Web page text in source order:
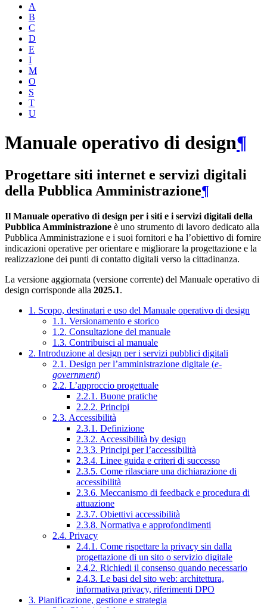
A
B
C
D
E
I
M
O
S
T
U
Manuale operativo di design¶
Progettare siti internet e servizi digitali
della Pubblica Amministrazione¶
Il Manuale operativo di design per i siti e i servizi digitali della
Pubblica Amministrazione è uno strumento di lavoro dedicato alla
Pubblica Amministrazione e i suoi fornitori e ha l’obiettivo di fornire
indicazioni operative per orientare e migliorare la progettazione e la
realizzazione dei punti di contatto digitali verso la cittadinanza.
La versione aggiornata (versione corrente) del Manuale operativo di
design corrisponde alla 2025.1.
1. Scopo, destinatari e uso del Manuale operativo di design
1.1. Versionamento e storico
1.2. Consultazione del manuale
1.3. Contribuisci al manuale
2. Introduzione al design per i servizi pubblici digitali
2.1. Design per l’amministrazione digitale (e-
government)
2.2. L’approccio progettuale
2.2.1. Buone pratiche
2.2.2. Principi
2.3. Accessibilità
2.3.1. Definizione
2.3.2. Accessibilità by design
2.3.3. Principi per l’accessibilità
2.3.4. Linee guida e criteri di successo
2.3.5. Come rilasciare una dichiarazione di
accessibilità
2.3.6. Meccanismo di feedback e procedura di
attuazione
2.3.7. Obiettivi accessibilità
2.3.8. Normativa e approfondimenti
2.4. Privacy
2.4.1. Come rispettare la privacy sin dalla
progettazione di un sito o servizio digitale
2.4.2. Richiedi il consenso quando necessario
2.4.3. Le basi del sito web: architettura,
informativa privacy, riferimenti DPO
3. Pianificazione, gestione e strategia